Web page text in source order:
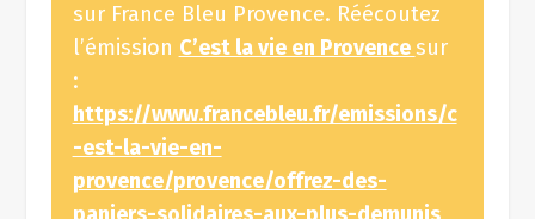
sur France Bleu Provence. Réécoutez
l’émission C’est la vie en Provencesur
:
https://www.francebleu.fr/emissions/c
-est-la-vie-en-
provence/provence/offrez-des-